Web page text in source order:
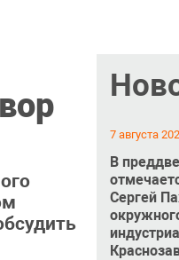
7 августа
В
Сергей